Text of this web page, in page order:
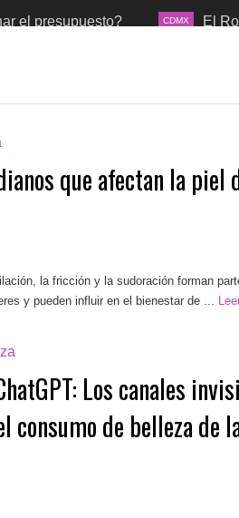
CDMX El Rock
que afectan la piel
la fricción y la sudoración forman
y pueden influir en el bienestar de ...
Los canales
consumo de belleza de